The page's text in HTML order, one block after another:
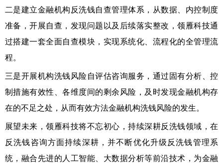
二是建立金融机构反洗钱自查管理体系，从数据、内控制度
准备，开展自查，发现问题以及后续落实整改，领雁科技通
过搭建一套全面自查模块，实现系统化、流程化的全管理流
程。
三是开展机构洗钱风险自评估咨询服务，通过固有分析、控
制措施有效性、各维度间的剩余风险，及时发现金融机构存
在的不足之处，从而有效方法金融机构洗钱风险的发生。
展望未来，领雁科技将不忘初心，持续深耕反洗钱领域，在
反洗钱咨询方面持续深耕，并不断优化升级反洗钱管理系
统，融合先进的人工智能、大数据分析等前沿技术，为金融